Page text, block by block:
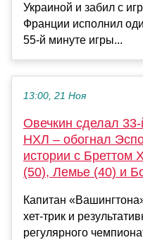
Украиной и забил с
Франции исполнил
55-й минуте игры...
13:00, 21 Ноя
Овечкин сделал 33-
НХЛ – обогнал
истории с Бреттом
(50), Лемье (40) и
Капитан
хет-трик и
регулярного